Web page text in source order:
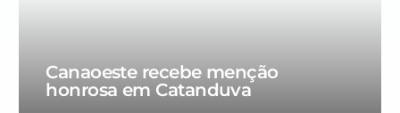
Canaoeste recebe menção
honrosa em Catanduva